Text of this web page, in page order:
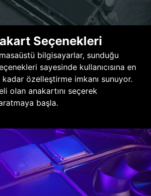
Seçenekleri
bilgisayarlar, sunduğu
sayesinde kullanıcısına en
özelleştirme imkanı sunuyor.
olan anakartını seçerek
başla.